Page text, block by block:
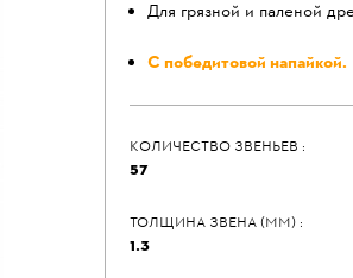
Для грязной и паленой
С победитовой напайкой.
КОЛИЧЕСТВО ЗВЕНЬЕВ :
57
ТОЛЩИНА ЗВЕНА (ММ) :
1.3